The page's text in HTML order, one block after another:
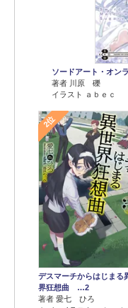
ソードアート・オ
著者 川原 礫
イラスト ａｂｅｃ
2位
デスマーチからはじまる
界狂想曲 …2
著者 愛七 ひろ